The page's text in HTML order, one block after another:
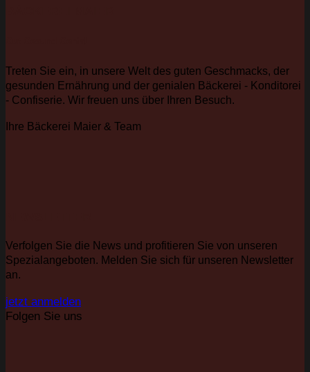
Treten Sie ein, in unsere Welt des guten Geschmacks, der
gesunden Ernährung und der genialen Bäckerei - Konditorei
- Confiserie. Wir freuen uns über Ihren Besuch.
Ihre Bäckerei Maier & Team
Verfolgen Sie die News und profitieren Sie von unseren
Spezialangeboten. Melden Sie sich für unseren Newsletter
an.
jetzt anmelden
Folgen Sie uns